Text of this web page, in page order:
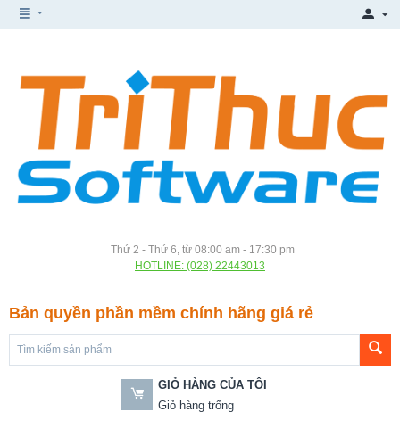
Thứ 2 - Thứ 6, từ 08:00 am - 17:30 pm
HOTLINE: (028) 22443013
Bản quyền phần mềm chính hãng giá rẻ
GIỎ HÀNG CỦA TÔI
Giỏ hàng trống